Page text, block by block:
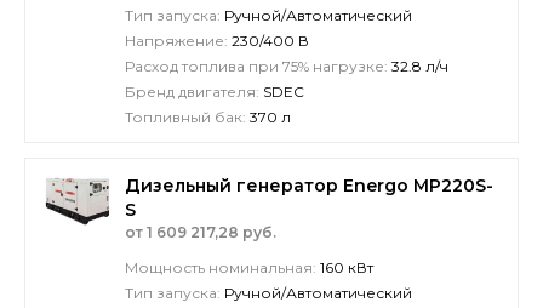
Тип запуска: Ручной/Автоматический
Напряжение: 230/400 В
Расход топлива при 75% нагрузке: 32.8 л/ч
Бренд двигателя: SDEC
Топливный бак: 370 л
Дизельный генератор Energo MP220S-
S
от 1 609 217,28 руб.
Мощность номинальная: 160 кВт
Тип запуска: Ручной/Автоматический